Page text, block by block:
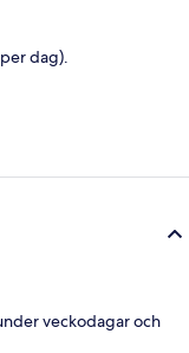
dag).
veckodagar och